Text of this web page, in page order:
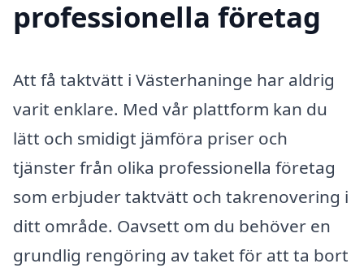
professionella företag
Att få taktvätt i Västerhaninge har aldrig
varit enklare. Med vår plattform kan du
lätt och smidigt jämföra priser och
tjänster från olika professionella företag
som erbjuder taktvätt och takrenovering i
ditt område. Oavsett om du behöver en
grundlig rengöring av taket för att ta bort